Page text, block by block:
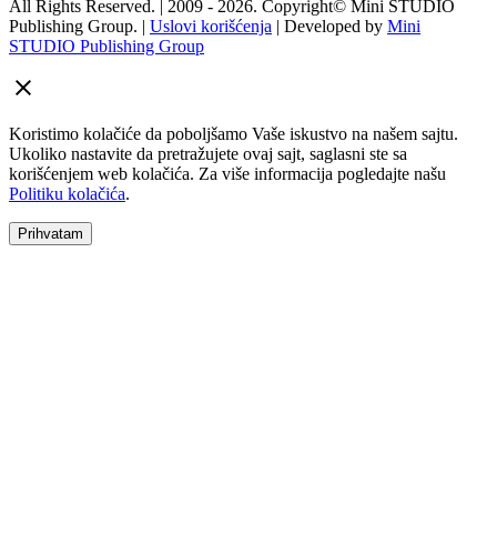
All Rights Reserved. | 2009 - 2026. Copyright© Mini STUDIO
Publishing Group. | Uslovi korišćenja | Developed by Mini
STUDIO Publishing Group
Koristimo kolačiće da poboljšamo Vaše iskustvo na našem sajtu.
Ukoliko nastavite da pretražujete ovaj sajt, saglasni ste sa
korišćenjem web kolačića. Za više informacija pogledajte našu
Politiku kolačića.
Prihvatam